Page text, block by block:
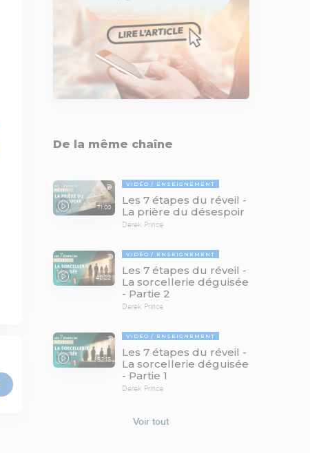
De la même chaîne
71:00
VIDÉO ENSEIGNEMENT
Les 7 étapes du réveil -
La prière du désespoir
Derek Prince
48:22
VIDÉO ENSEIGNEMENT
Les 7 étapes du réveil -
La sorcellerie déguisée
- Partie 2
Derek Prince
52:15
VIDÉO ENSEIGNEMENT
Les 7 étapes du réveil -
La sorcellerie déguisée
- Partie 1
Derek Prince
Voir tout